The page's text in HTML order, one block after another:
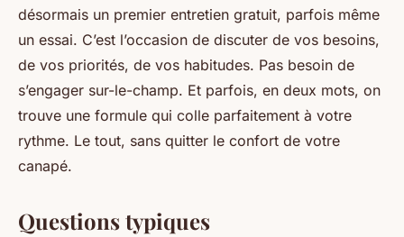
désormais un premier entretien gratuit, parfois même
un essai. C’est l’occasion de discuter de vos besoins,
de vos priorités, de vos habitudes. Pas besoin de
s’engager sur-le-champ. Et parfois, en deux mots, on
trouve une formule qui colle parfaitement à votre
rythme. Le tout, sans quitter le confort de votre
canapé.
Questions typiques